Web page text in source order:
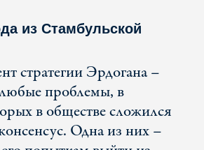
из Стамбульской
стратегии Эрдогана –
проблемы, в
в обществе сложился
Одна из них –